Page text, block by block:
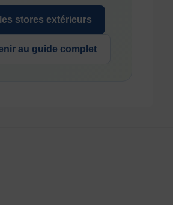
stores extérieurs
au guide complet